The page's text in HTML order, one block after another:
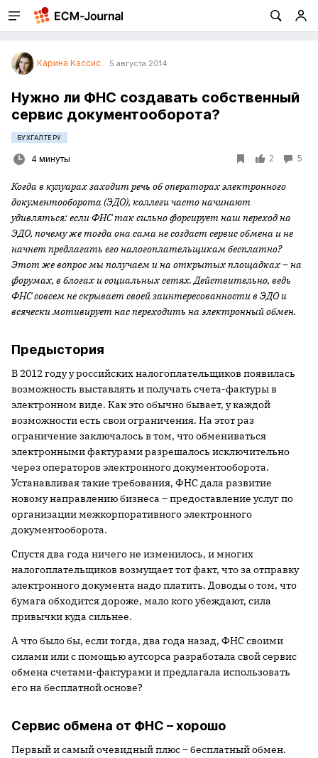
Карина Кассис 5 августа 2014
Нужно ли ФНС создавать собственный
сервис документооборота?
БУХГАЛТЕРУ
4 минуты 2 5
Когда в кулуарах заходит речь об операторах электронного
документооборота (ЭДО), коллеги часто начинают
удивляться: если ФНС так сильно форсирует наш переход на
ЭДО, почему же тогда она сама не создаст сервис обмена и не
начнет предлагать его налогоплательщикам бесплатно?
Этот же вопрос мы получаем и на открытых площадках – на
форумах, в блогах и социальных сетях. Действительно, ведь
ФНС совсем не скрывает своей заинтересованности в ЭДО и
всячески мотивирует нас переходить на электронный обмен.
Предыстория
В 2012 году у российских налогоплательщиков появилась
возможность выставлять и получать счета-фактуры в
электронном виде. Как это обычно бывает, у каждой
возможности есть свои ограничения. На этот раз
ограничение заключалось в том, что обмениваться
электронными фактурами разрешалось исключительно
через операторов электронного документооборота.
Устанавливая такие требования, ФНС дала развитие
новому направлению бизнеса – предоставление услуг по
организации межкорпоративного электронного
документооборота.
Спустя два года ничего не изменилось, и многих
налогоплательщиков возмущает тот факт, что за отправку
электронного документа надо платить. Доводы о том, что
бумага обходится дороже, мало кого убеждают, сила
привычки куда сильнее.
А что было бы, если тогда, два года назад, ФНС своими
силами или с помощью аутсорса разработала свой сервис
обмена счетами-фактурами и предлагала использовать
его на бесплатной основе?
Сервис обмена от ФНС – хорошо
Первый и самый очевидный плюс – бесплатный обмен.